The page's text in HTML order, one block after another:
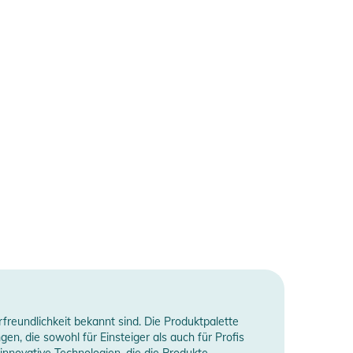
bekannt sind. Die Produktpalette
die sowohl für Einsteiger als auch für Profis